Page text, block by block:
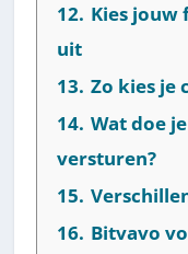
12. Kies
uit
13. Zo kies je
14. Wat doe
versturen?
15.
16. Bitvavo